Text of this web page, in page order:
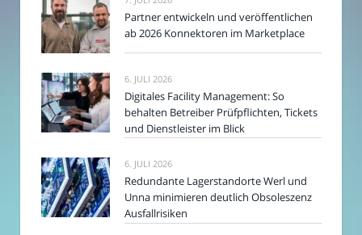
Partner entwickeln und veröffentlichen
ab 2026 Konnektoren im Marketplace
6. JULI 2026
Digitales Facility Management: So
behalten Betreiber Prüfpflichten, Tickets
und Dienstleister im Blick
6. JULI 2026
Redundante Lagerstandorte Werl und
Unna minimieren deutlich Obsoleszenz
Ausfallrisiken